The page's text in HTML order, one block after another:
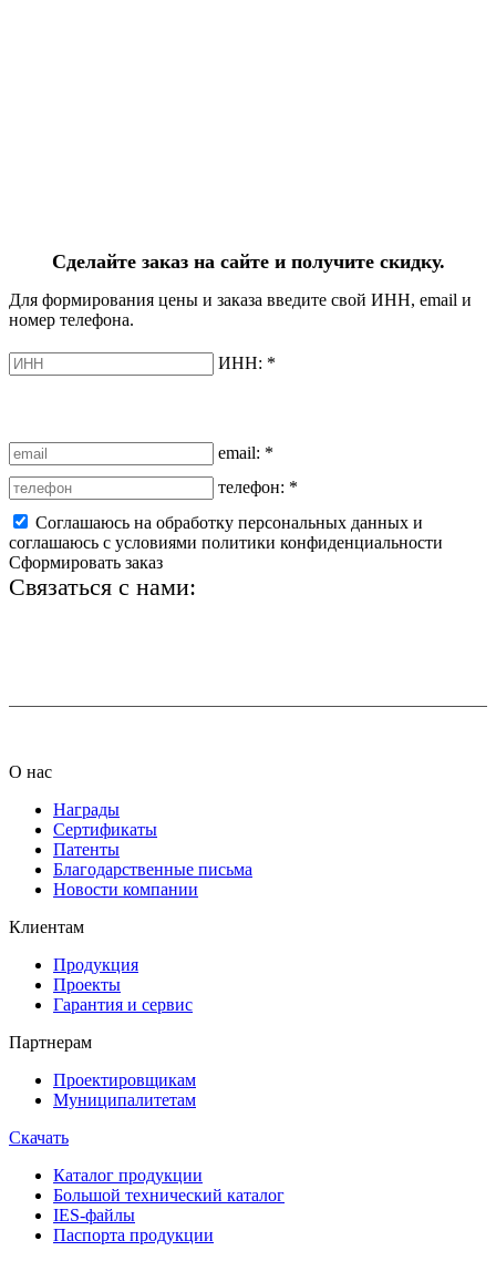
Сделайте заказ на сайте и получите скидку.
Для формирования цены и заказа введите свой ИНН, email и
номер телефона.
ИНН: *
email: *
телефон: *
Соглашаюсь на обработку персональных данных и
соглашаюсь с условиями политики конфиденциальности
Сформировать заказ
Связаться с нами:
О нас
Награды
Сертификаты
Патенты
Благодарственные письма
Новости компании
Клиентам
Продукция
Проекты
Гарантия и сервис
Партнерам
Проектировщикам
Муниципалитетам
Скачать
Каталог продукции
Большой технический каталог
IES-файлы
Паспорта продукции